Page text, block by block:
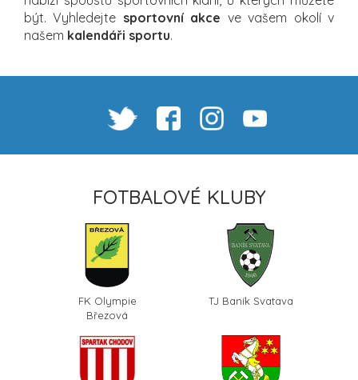
být. Vyhledejte sportovní akce ve vašem okolí v
našem kalendáři sportu.
FOTBALOVÉ KLUBY
FK Olympie
Březová
TJ Baník Svatava